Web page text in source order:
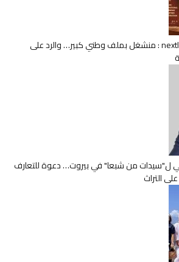
القاضي محمد صعب لـnextlb : منشغل بملف وطني كبير… والرد على
ل"سيدات من شبعا" في بيروت… دعوة للتعارف
التراث